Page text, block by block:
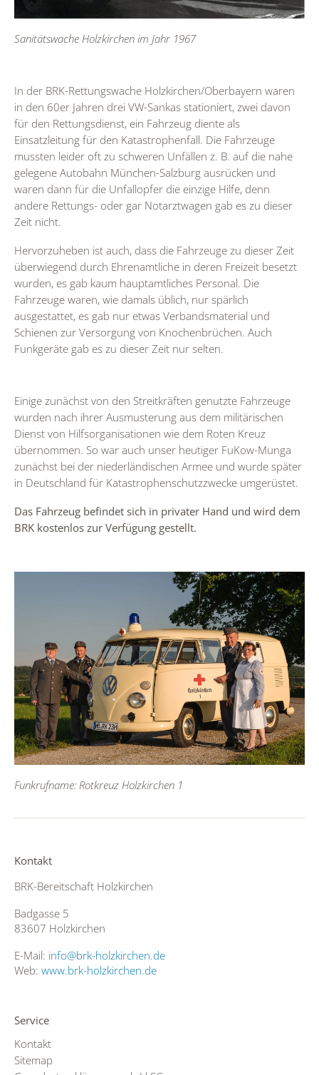
Sanitätswache Holzkirchen im Jahr 1967
In der BRK-Rettungswache Holzkirchen/Oberbayern waren
in den 60er Jahren drei VW-Sankas stationiert, zwei davon
für den Rettungsdienst, ein Fahrzeug diente als
Einsatzleitung für den Katastrophenfall. Die Fahrzeuge
mussten leider oft zu schweren Unfällen z. B. auf die nahe
gelegene Autobahn München-Salzburg ausrücken und
waren dann für die Unfallopfer die einzige Hilfe, denn
andere Rettungs- oder gar Notarztwagen gab es zu dieser
Zeit nicht.
Hervorzuheben ist auch, dass die Fahrzeuge zu dieser Zeit
überwiegend durch Ehrenamtliche in deren Freizeit besetzt
wurden, es gab kaum hauptamtliches Personal. Die
Fahrzeuge waren, wie damals üblich, nur spärlich
ausgestattet, es gab nur etwas Verbandsmaterial und
Schienen zur Versorgung von Knochenbrüchen. Auch
Funkgeräte gab es zu dieser Zeit nur selten.
Einige zunächst von den Streitkräften genutzte Fahrzeuge
wurden nach ihrer Ausmusterung aus dem militärischen
Dienst von Hilfsorganisationen wie dem Roten Kreuz
übernommen. So war auch unser heutiger FuKow-Munga
zunächst bei der niederländischen Armee und wurde später
in Deutschland für Katastrophenschutzzwecke umgerüstet.
Das Fahrzeug befindet sich in privater Hand und wird dem
BRK kostenlos zur Verfügung gestellt.
Funkrufname: Rotkreuz Holzkirchen 1
Kontakt
BRK-Bereitschaft Holzkirchen
Badgasse 5
83607 Holzkirchen
E-Mail: info@brk-holzkirchen.de
Web: www.brk-holzkirchen.de
Service
Kontakt
Sitemap